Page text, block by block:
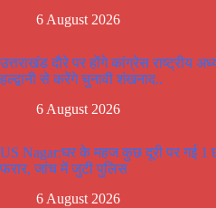
6 August 2026
उत्तराखंड दौरे पर होंगे कांग्रेस राष्ट्रीय
हल्द्वानी से करेंगे चुनावी शंखनाद..
6 August 2026
US Nagar:घर के महज कुछ दूरी पर गई 1
फरार, जांच में जुटी पुलिस
6 August 2026